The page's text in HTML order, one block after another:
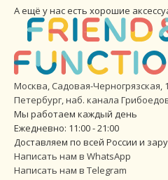
А ещё у нас есть хорошие
Москва, Садовая-Черногрязская,
Петербург,наб. канала
Мы работаем каждый день
Ежедневно: 11:00 - 21:00
Доставляем по всей России и
Написать нам в WhatsApp
Написать нам в Telegram